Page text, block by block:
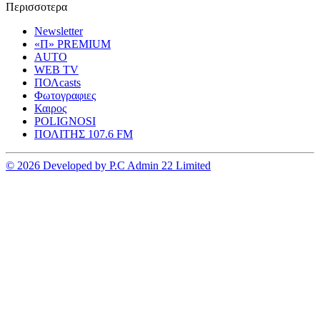
Περισσοτερα
Newsletter
«Π» PREMIUM
AUTO
WEB TV
ΠΟΛcasts
Φωτογραφιες
Καιρος
POLIGNOSI
ΠΟΛΙΤΗΣ 107.6 FM
© 2026 Developed by P.C Admin 22 Limited